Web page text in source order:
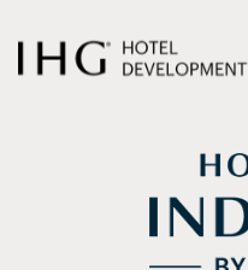
AL
CONTENUTO